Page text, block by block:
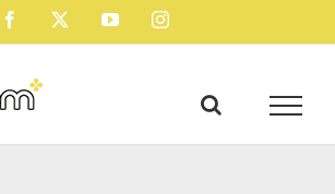
Facebook YouTubeInstagram